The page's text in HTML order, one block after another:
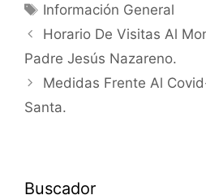
Información General
Horario De Visitas Al
Padre Jesús Nazareno.
Medidas Frente Al
Santa.
Buscador